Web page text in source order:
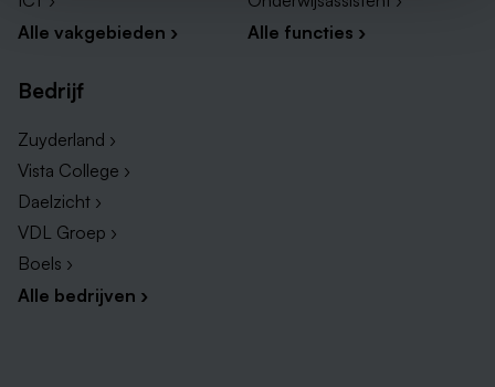
Alle vakgebieden ›
Alle functies ›
Bedrijf
Zuyderland ›
Vista College ›
Daelzicht ›
VDL Groep ›
Boels ›
Alle bedrijven ›